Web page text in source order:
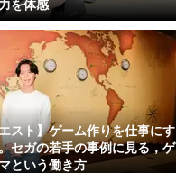
を体感
スト】ゲーム作りを仕事にす
セガの若手の事例に見る，ゲ
という働き方